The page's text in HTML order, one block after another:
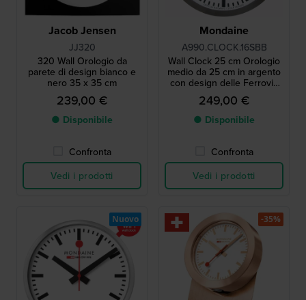
Jacob Jensen
JJ320
320 Wall Orologio da
parete di design bianco e
nero 35 x 35 cm
239,00 €
● Disponibile
Confronta
Vedi i prodotti
Mondaine
A990.CLOCK.16SBB
Wall Clock 25 cm Orologio
medio da 25 cm in argento
con design delle Ferrovie
Svizzere e secondi a
scansione 25 cm
249,00 €
● Disponibile
Confronta
Vedi i prodotti
Nuovo -35%